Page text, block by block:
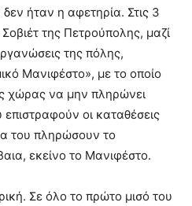
ήταν η αφετηρία. Στις 3
της Πετρούπολης, μαζί
της πόλης,
Μανιφέστο», με το οποίο
χώρας να μην πληρώνει
οι καταθέσεις
του πληρώσουν το
εκείνο το Μανιφέστο.
Σε όλο το πρώτο μισό του